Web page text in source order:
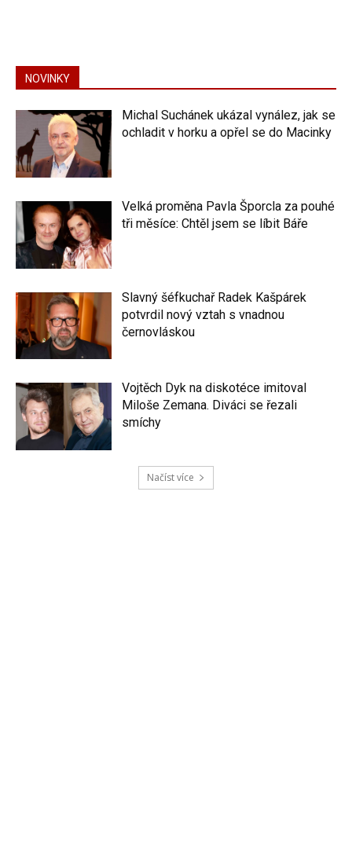
NOVINKY
Michal Suchánek ukázal vynález, jak se
ochladit v horku a opřel se do Macinky
Velká proměna Pavla Šporcla za pouhé
tři měsíce: Chtěl jsem se líbit Báře
Slavný šéfkuchař Radek Kašpárek
potvrdil nový vztah s vnadnou
černovláskou
Vojtěch Dyk na diskotéce imitoval
Miloše Zemana. Diváci se řezali
smíchy
Načíst více